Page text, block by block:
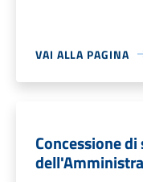
VAI ALLA PAGINA
Concessione